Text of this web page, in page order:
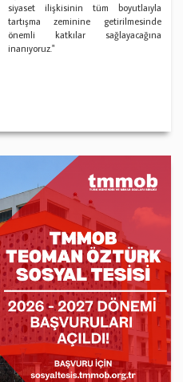
siyaset ilişkisinin tüm boyutlaıyla
tartışma zeminine getirilmesinde
önemli katkılar sağlayacağına
inanıyoruz."